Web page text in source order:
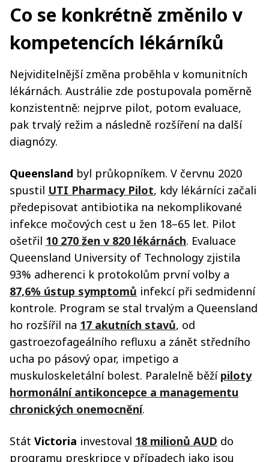
Co se konkrétně změnilo v
kompetencích lékárníků
Nejviditelnější změna proběhla v komunitních
lékárnách. Austrálie zde postupovala poměrně
konzistentně: nejprve pilot, potom evaluace,
pak trvalý režim a následně rozšíření na další
diagnózy.
Queensland byl průkopníkem. V červnu 2020
spustil UTI Pharmacy Pilot, kdy lékárníci začali
předepisovat antibiotika na nekomplikované
infekce močových cest u žen 18–65 let. Pilot
ošetřil 10 270 žen v 820 lékárnách. Evaluace
Queensland University of Technology zjistila
93% adherenci k protokolům první volby a
87,6% ústup symptomů infekcí při sedmidenní
kontrole. Program se stal trvalým a Queensland
ho rozšířil na 17 akutních stavů, od
gastroezofageálního refluxu a zánět středního
ucha po pásový opar, impetigo a
muskuloskeletální bolest. Paralelně běží piloty
hormonální antikoncepce a managementu
chronických onemocnění.
Stát Victoria investoval 18 milionů AUD do
programu preskripce v případech jako jsou